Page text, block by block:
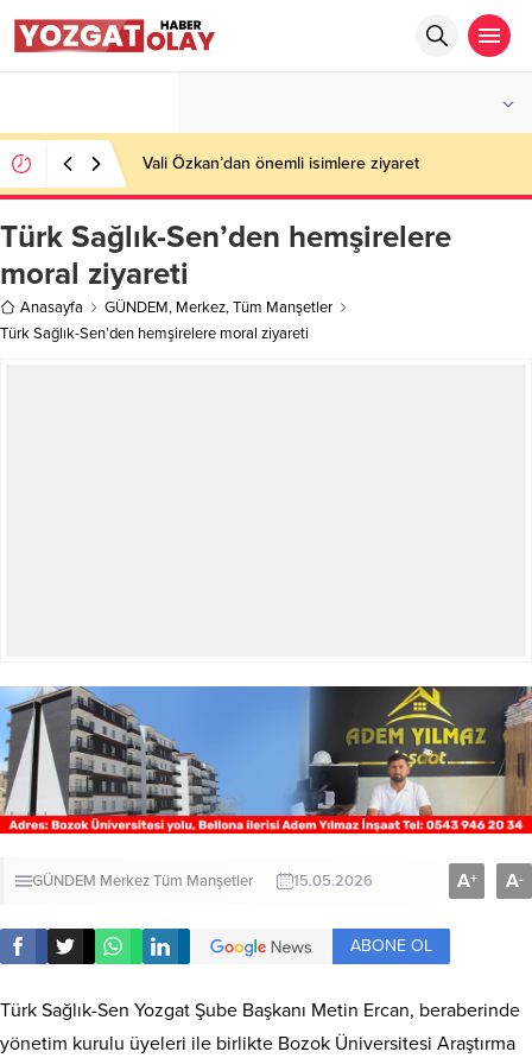
Vali Özkan’dan önemli isimlere ziyaret
Türk Sağlık-Sen’den hemşirelere
moral ziyareti
Anasayfa GÜNDEM, Merkez,Tüm Manşetler
Türk Sağlık-Sen’den hemşirelere moral ziyareti
GÜNDEM MerkezTüm Manşetler 15.05.2026 A+ A-
ABONE OL
Türk Sağlık-Sen Yozgat Şube Başkanı Metin Ercan, beraberinde
yönetim kurulu üyeleri ile birlikte Bozok Üniversitesi Araştırma